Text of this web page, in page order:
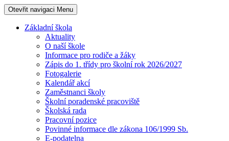
Otevřit navigaci Menu
Základní škola
Aktuality
O naší škole
Informace pro rodiče a žáky
Zápis do 1. třídy pro školní rok 2026/2027
Fotogalerie
Kalendář akcí
Zaměstnanci školy
Školní poradenské pracoviště
Školská rada
Pracovní pozice
Povinné informace dle zákona 106/1999 Sb.
E-podatelna